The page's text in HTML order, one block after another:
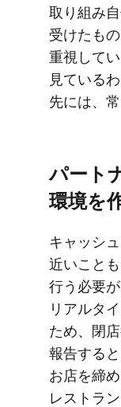
取り組み
受けた​も
重視して
見ている
先には、​
パート
環境を​
キャッシ
近いこと
行う​必要
リアルタ
ため、​閉
報告する
お店を​締め
レストラ